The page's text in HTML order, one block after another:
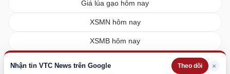
Nhận tin VTC News trên Google Theo dõi ×
Giá lúa gạo hôm nay
XSMN hôm nay
XSMB hôm nay